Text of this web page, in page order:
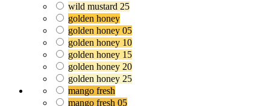
wild mustard 25
golden honey
golden honey 05
golden honey 10
golden honey 15
golden honey 20
golden honey 25
mango fresh
mango fresh 05